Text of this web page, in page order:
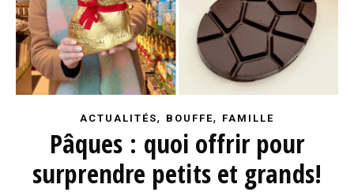
ACTUALITÉS, BOUFFE, FAMILLE
Pâques : quoi offrir pour
surprendre petits et grands!